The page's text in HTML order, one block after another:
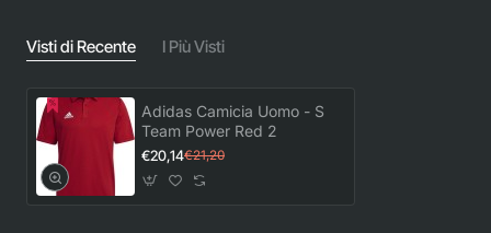
Visti di Recente I Più Visti
Adidas Camicia Uomo - S
Team Power Red 2
€20,14€21,20